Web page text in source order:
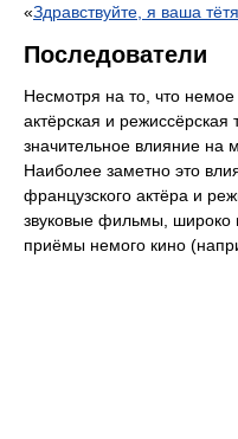
«Здравствуйте, я ваша
Последователи
Несмотря на то, что немое
актёрская и режиссёрская
значительное влияние на
Наиболее заметно это
французского актёра и
звуковые фильмы, широко
приёмы немого кино